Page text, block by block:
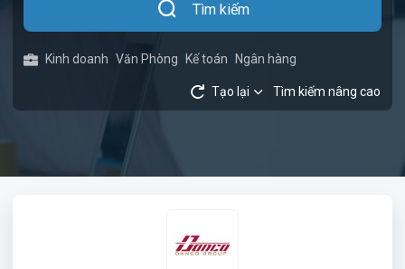
Tìm kiếm
Kinh doanh Văn Phòng Kế toán Ngân hàng
Tạo lại Tìm kiếm nâng cao